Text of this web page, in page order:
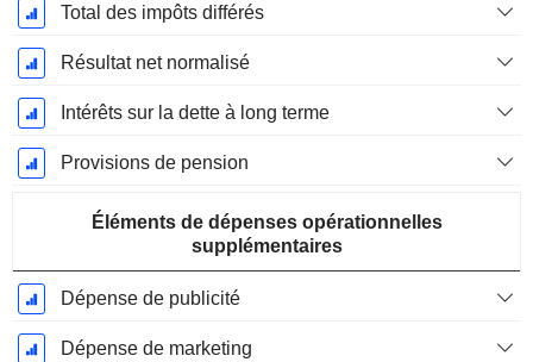
Total des impôts différés
Résultat net normalisé
Intérêts sur la dette à long terme
Provisions de pension
Éléments de dépenses opérationnelles
supplémentaires
Dépense de publicité
Dépense de marketing